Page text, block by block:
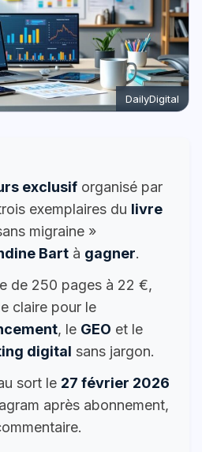
DailyDigital
exclusif organisé par
exemplaires du livre
migraine »
Bart à gagner.
de 250 pages à 22 €,
claire pour le
, le GEO et le
digital sans jargon.
sort le 27 février 2026
après abonnement,